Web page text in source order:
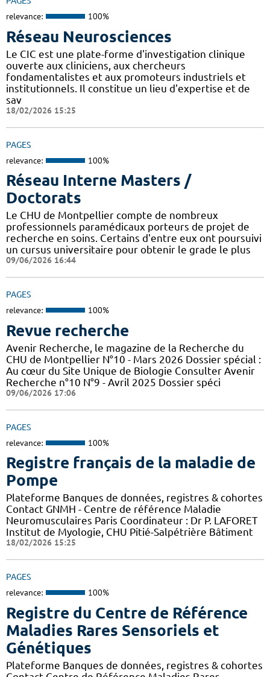
relevance: 100%
Réseau Neurosciences
Le CIC est une plate-forme d'investigation clinique
ouverte aux cliniciens, aux chercheurs
fondamentalistes et aux promoteurs industriels et
institutionnels. Il constitue un lieu d'expertise et de
sav
18/02/2026 15:25
PAGES
relevance: 100%
Réseau Interne Masters /
Doctorats
Le CHU de Montpellier compte de nombreux
professionnels paramédicaux porteurs de projet de
recherche en soins. Certains d'entre eux ont poursuivi
un cursus universitaire pour obtenir le grade le plus
09/06/2026 16:44
PAGES
relevance: 100%
Revue recherche
Avenir Recherche, le magazine de la Recherche du
CHU de Montpellier N°10 - Mars 2026 Dossier spécial :
Au cœur du Site Unique de Biologie Consulter Avenir
Recherche n°10 N°9 - Avril 2025 Dossier spéci
09/06/2026 17:06
PAGES
relevance: 100%
Registre français de la maladie de
Pompe
Plateforme Banques de données, registres & cohortes
Contact GNMH - Centre de référence Maladie
Neuromusculaires Paris Coordinateur : Dr P. LAFORET
Institut de Myologie, CHU Pitié-Salpétrière Bâtiment
18/02/2026 15:25
PAGES
relevance: 100%
Registre du Centre de Référence
Maladies Rares Sensoriels et
Génétiques
Plateforme Banques de données, registres & cohortes